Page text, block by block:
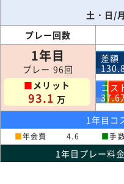
土・日/月
プレー回数
1年目
プレー 96回
■メリット
93.1 万
差額
コス
37.6
1年目コ
■年会費 4.6 ■手
1年目プレー料